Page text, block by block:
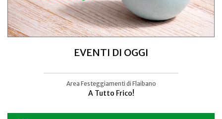
EVENTI DI OGGI
Area Festeggiamenti di Flaibano
A Tutto Frico!
Talmassons
FestInPiazza